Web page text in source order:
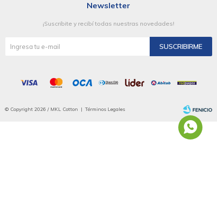
Newsletter
¡Suscribite y recibí todas nuestras novedades!
SUSCRIBIRME
© Copyright 2026 / MKL Cotton |Términos Legales